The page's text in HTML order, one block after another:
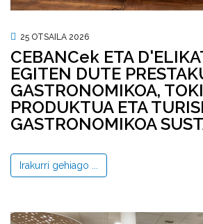
25 OTSAILA 2026
CEBANCek ETA
EGITEN DUTE
GASTRONOMIKOA,
PRODUKTUA ETA
GASTRONOMIKOA
Irakurri gehiago ...